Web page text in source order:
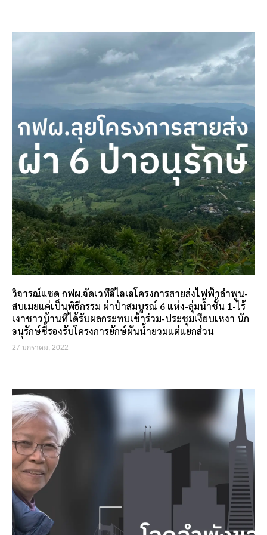
วิจารณ์แซด กฟผ.จัดเวทีอีไอเอโครงการสายส่งไฟฟ้าลำพูน-
สบเมยแค่เป็นพิธีกรรม ผ่าป่าสมบูรณ์ 6 แห่ง-ลุ่มน้ำชั้น 1-ไร้
เงาชาวบ้านที่ได้รับผลกระทบเข้าร่วม-ประชุมเงียบเหงา นัก
อนุรักษ์ชี้รองรับโครงการยักษ์ผันน้ำยวมแต่แยกส่วน
27 มกราคม, 2022